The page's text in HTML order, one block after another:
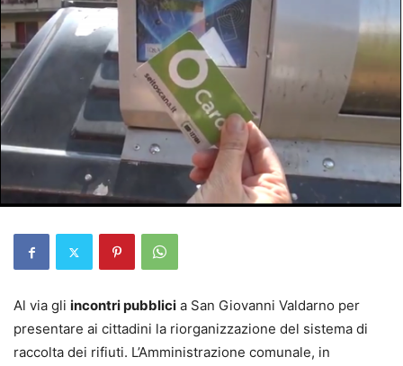
Al via gli incontri pubblici a San Giovanni Valdarno per
presentare ai cittadini la riorganizzazione del sistema di
raccolta dei rifiuti. L’Amministrazione comunale, in